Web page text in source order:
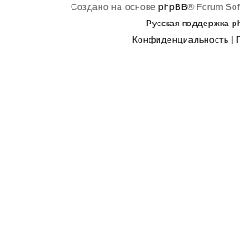
Создано на основе phpBB® Forum
Русская поддержка
Конфиденциальность|